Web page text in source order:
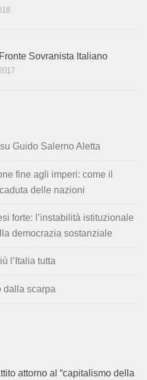
Sovranista Italiano
Guido Salerno Aletta
fine agli imperi: come il
delle nazioni
forte: l’instabilità istituzionale
democrazia sostanziale
l’Italia tutta
dalla scarpa
attorno al “capitalismo della